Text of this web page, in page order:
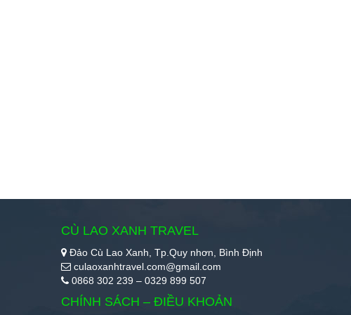
CÙ LAO XANH TRAVEL
Đảo Cù Lao Xanh, Tp.Quy nhơn, Bình Định
culaoxanhtravel.com@gmail.com
0868 302 239 – 0329 899 507
CHÍNH SÁCH – ĐIỀU KHOẢN